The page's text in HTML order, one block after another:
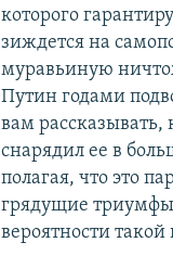
которого
зиждется на
муравьиную
Путин годами
вам рассказывать,
снарядил ее в
полагая, что это
грядущие
вероятности